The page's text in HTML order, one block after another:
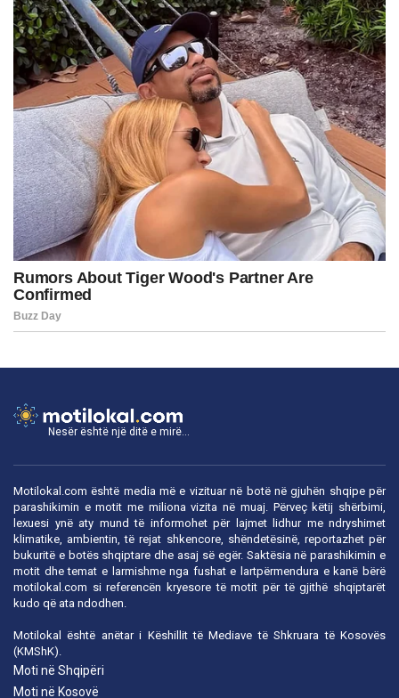
Nesër është një ditë e mirë...
Motilokal.com është media më e vizituar në botë në gjuhën shqipe për
parashikimin e motit me miliona vizita në muaj. Përveç këtij shërbimi,
lexuesi ynë aty mund të informohet për lajmet lidhur me ndryshimet
klimatike, ambientin, të rejat shkencore, shëndetësinë, reportazhet për
bukuritë e botës shqiptare dhe asaj së egër. Saktësia në parashikimin e
motit dhe temat e larmishme nga fushat e lartpërmendura e kanë bërë
motilokal.com si referencën kryesore të motit për të gjithë shqiptarët
kudo që ata ndodhen.
Motilokal është anëtar i Këshillit të Mediave të Shkruara të Kosovës
(KMShK).
Moti në Shqipëri
Moti në Kosovë